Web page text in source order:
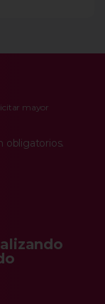
mayor
obligatorios.